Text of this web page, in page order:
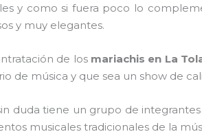
y como si fuera poco lo
y muy elegantes.
de losmariachis en La
de música y que sea un show de
duda tiene un grupo de
musicales tradicionales de la